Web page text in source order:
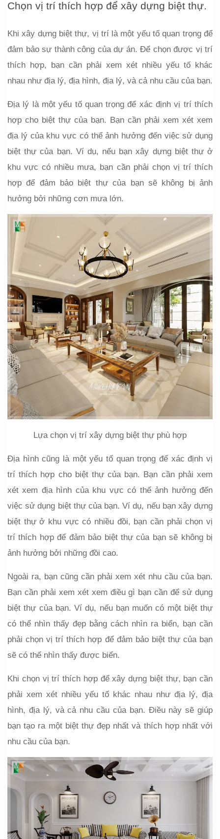
Chọn vị trí thích hợp để xây dựng biệt thự.
Khi xây dựng biệt thự, vị trí là một yếu tố quan trọng để
đảm bảo sự thành công của dự án. Để chọn được vị trí
thích hợp, bạn cần phải xem xét nhiều yếu tố khác
nhau như địa lý, địa hình, địa lý, và cả nhu cầu của bạn.
Địa lý là một yếu tố quan trọng để xác định vị trí thích
hợp cho biệt thự của bạn. Bạn cần phải xem xét xem
địa lý của khu vực có thể ảnh hưởng đến việc sử dụng
biệt thự của bạn. Ví dụ, nếu bạn xây dựng biệt thự ở
khu vực có nhiều mưa, bạn cần phải chọn vị trí thích
hợp để đảm bảo biệt thự của bạn sẽ không bị ảnh
hưởng bởi những cơn mưa lớn.
Lựa chọn vị trí xây dựng biệt thự phù hợp
Địa hình cũng là một yếu tố quan trọng để xác định vị
trí thích hợp cho biệt thự của bạn. Bạn cần phải xem
xét xem địa hình của khu vực có thể ảnh hưởng đến
việc sử dụng biệt thự của bạn. Ví dụ, nếu bạn xây dựng
biệt thự ở khu vực có nhiều đồi, bạn cần phải chọn vị
trí thích hợp để đảm bảo biệt thự của bạn sẽ không bị
ảnh hưởng bởi những đồi cao.
Ngoài ra, bạn cũng cần phải xem xét nhu cầu của bạn.
Bạn cần phải xem xét xem điều gì bạn cần để sử dụng
biệt thự của bạn. Ví dụ, nếu bạn muốn có một biệt thự
có thể nhìn thấy đẹp bằng cách nhìn ra biển, bạn cần
phải chọn vị trí thích hợp để đảm bảo biệt thự của bạn
sẽ có thể nhìn thấy được biển.
Khi chọn vị trí thích hợp để xây dựng biệt thự, bạn cần
phải xem xét nhiều yếu tố khác nhau như địa lý, địa
hình, địa lý, và cả nhu cầu của bạn. Điều này sẽ giúp
bạn tạo ra một biệt thự đẹp nhất và thích hợp nhất với
nhu cầu của bạn.